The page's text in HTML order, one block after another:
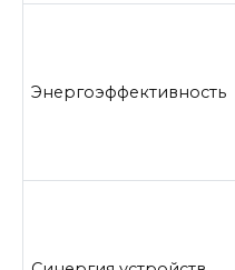
Энергоэффективность